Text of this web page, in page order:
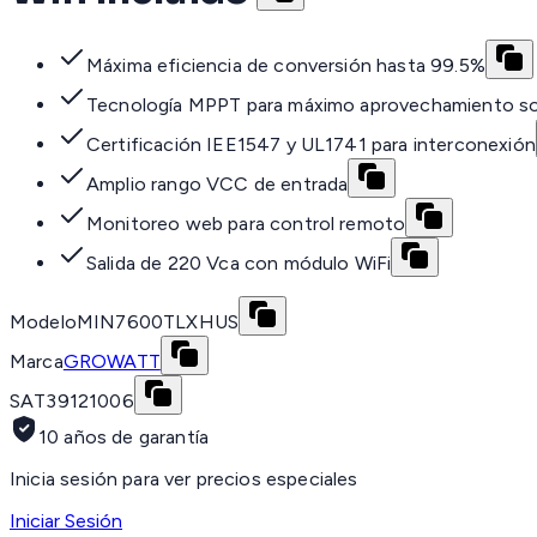
Máxima eficiencia de conversión hasta 99.5%
Tecnología MPPT para máximo aprovechamiento
Certificación IEE1547 y UL1741 para interconexión
Amplio rango VCC de entrada
Monitoreo web para control remoto
Salida de 220 Vca con módulo WiFi
ModeloMIN7600TLXHUS
MarcaGROWATT
SAT39121006
10 años de garantía
Inicia sesión para ver precios especiales
Iniciar Sesión